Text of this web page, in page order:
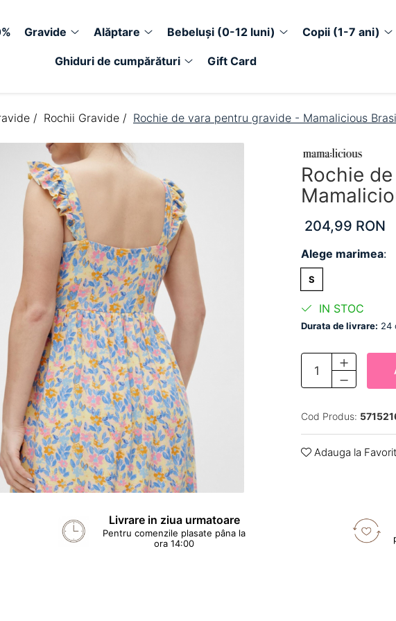
Gravide Alăptare Bebeluși (0-12 luni) Copii (1-7 ani)
Ghiduri de cumpărături Gift Card
/ Rochii Gravide / Rochie de vara pentru gravide - Mamalicious
Rochie
204,99 RON
Alege marimea:
S
IN STOC
Durata de livrare: 24
Cod Produs:
Adauga la
Livrare in ziua urmatoare
Pentru comenzile plasate pâna la
ora 14:00